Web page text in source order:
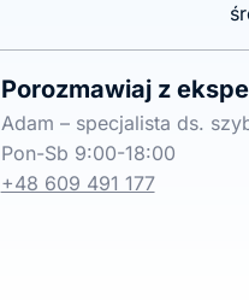
Porozmawiaj z
Adam – specjalista ds.
Pon-Sb 9:00-18:00
+48 609 491 177